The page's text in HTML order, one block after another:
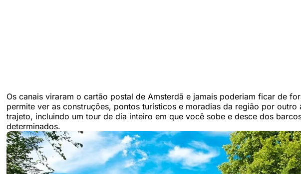
Os canais viraram o cartão postal de Amsterdã e jamais poderiam ficar de
permite ver as construções, pontos turísticos e moradias da região por outro
trajeto, incluindo um tour de dia inteiro em que você sobe e desce dos
determinados.